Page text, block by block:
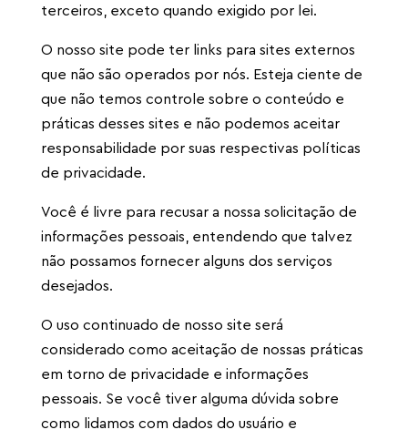
terceiros, exceto quando exigido por lei.
O nosso site pode ter links para sites externos
que não são operados por nós. Esteja ciente de
que não temos controle sobre o conteúdo e
práticas desses sites e não podemos aceitar
responsabilidade por suas respectivas políticas
de privacidade.
Você é livre para recusar a nossa solicitação de
informações pessoais, entendendo que talvez
não possamos fornecer alguns dos serviços
desejados.
O uso continuado de nosso site será
considerado como aceitação de nossas práticas
em torno de privacidade e informações
pessoais. Se você tiver alguma dúvida sobre
como lidamos com dados do usuário e